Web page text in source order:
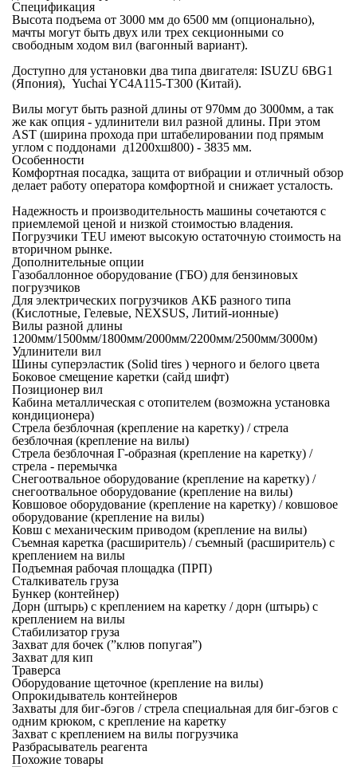
Спецификация
Высота подъема от 3000 мм до 6500 мм (опционально),
мачты могут быть двух или трех секционными со
свободным ходом вил (вагонный вариант).
Доступно для установки два типа двигателя: ISUZU 6BG1
(Япония), Yuchai YC4A115-T300 (Китай).
Вилы могут быть разной длины от 970мм до 3000мм, а так
же как опция - удлинители вил разной длины. При этом
AST (ширина прохода при штабелировании под прямым
углом с поддонами д1200хш800) - 3835 мм.
Особенности
Комфортная посадка, защита от вибрации и отличный обзор
делает работу оператора комфортной и снижает усталость.
Надежность и производительность машины сочетаются с
приемлемой ценой и низкой стоимостью владения.
Погрузчики TEU имеют высокую остаточную стоимость на
вторичном рынке.
Дополнительные опции
Газобаллонное оборудование (ГБО) для бензиновых
погрузчиков
Для электрических погрузчиков АКБ разного типа
(Кислотные, Гелевые, NEXSUS, Литий-ионные)
Вилы разной длины
1200мм/1500мм/1800мм/2000мм/2200мм/2500мм/3000м)
Удлинители вил
Шины суперэластик (Solid tires ) черного и белого цвета
Боковое смещение каретки (сайд шифт)
Позиционер вил
Кабина металлическая с отопителем (возможна установка
кондиционера)
Стрела безблочная (крепление на каретку) / стрела
безблочная (крепление на вилы)
Стрела безблочная Г-образная (крепление на каретку) /
стрела - перемычка
Снегоотвальное оборудование (крепление на каретку) /
снегоотвальное оборудование (крепление на вилы)
Ковшовое оборудование (крепление на каретку) / ковшовое
оборудование (крепление на вилы)
Ковш с механическим приводом (крепление на вилы)
Съемная каретка (расширитель) / съемный (расширитель) с
креплением на вилы
Подъемная рабочая площадка (ПРП)
Сталкиватель груза
Бункер (контейнер)
Дорн (штырь) с креплением на каретку / дорн (штырь) с
креплением на вилы
Стабилизатор груза
Захват для бочек (”клюв попугая”)
Захват для кип
Траверса
Оборудование щеточное (крепление на вилы)
Опрокидыватель контейнеров
Захваты для биг-бэгов / стрела специальная для биг-бэгов с
одним крюком, с крепление на каретку
Захват с креплением на вилы погрузчика
Разбрасыватель реагента
Похожие товары